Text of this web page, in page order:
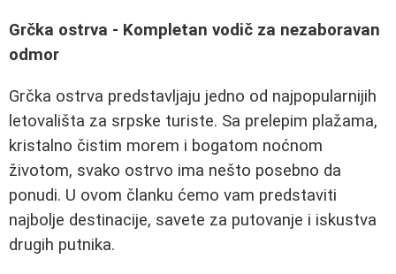
Grčka ostrva - Kompletan vodič za nezaboravan
odmor
Grčka ostrva predstavljaju jedno od najpopularnijih
letovališta za srpske turiste. Sa prelepim plažama,
kristalno čistim morem i bogatom noćnom
životom, svako ostrvo ima nešto posebno da
ponudi. U ovom članku ćemo vam predstaviti
najbolje destinacije, savete za putovanje i iskustva
drugih putnika.